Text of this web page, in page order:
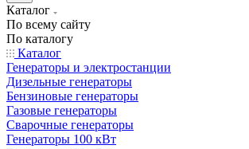
Каталог
По всему сайту
По каталогу
Каталог
Генераторы и электростанции
Дизельные генераторы
Бензиновые генераторы
Газовые генераторы
Сварочные генераторы
Генераторы 100 кВт